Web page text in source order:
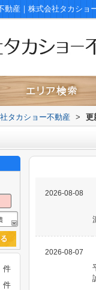
動産｜株式会社タカショ
タカショー不動産 > 更
2026-08-08
2026-08-07
件
件